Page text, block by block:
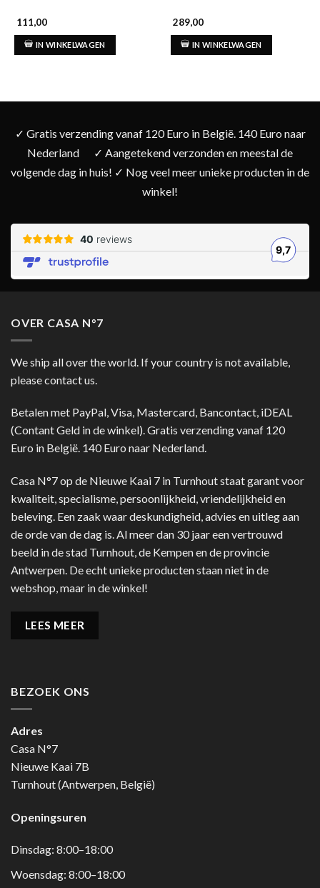
111,00
IN WINKELWAGEN
289,00
IN WINKELWAGEN
✓ Gratis verzending vanaf 120 Euro in België. 140 Euro naar
Nederland
✓ Aangetekend verzonden en meestal de
volgende dag in huis! ✓ Nog veel meer unieke producten in de
winkel!
OVER CASA N°7
We ship all over the world. If your country is not available,
please contact us.
Betalen met PayPal, Visa, Mastercard, Bancontact, iDEAL
(Contant Geld in de winkel). Gratis verzending vanaf 120
Euro in België. 140 Euro naar Nederland.
Casa N°7 op de Nieuwe Kaai 7 in Turnhout staat garant voor
kwaliteit, specialisme, persoonlijkheid, vriendelijkheid en
beleving. Een zaak waar deskundigheid, advies en uitleg aan
de orde van de dag is. Al meer dan 30 jaar een vertrouwd
beeld in de stad Turnhout, de Kempen en de provincie
Antwerpen. De echt unieke producten staan niet in de
webshop, maar in de winkel!
LEES MEER
BEZOEK ONS
Adres
Casa N°7
Nieuwe Kaai 7B
Turnhout (Antwerpen, België)
Openingsuren
Dinsdag: 8:00–18:00
Woensdag: 8:00–18:00